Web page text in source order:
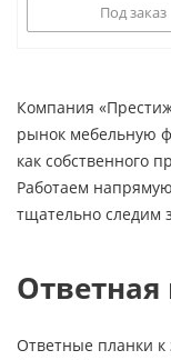
Под заказ
Компания
рынок мебельную
как собственного
Работаем
тщательно следим
Ответные планки